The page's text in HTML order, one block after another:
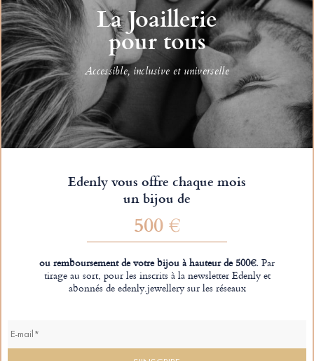
La Joaillerie
pour tous
Accessible, inclusive et universelle
Edenly vous offre chaque mois
un bijou de
500 €
ou remboursement de votre bijou à hauteur de 500€.Par
tirage au sort, pour les inscrits à la newsletter Edenly et
abonnés de edenly.jewellery sur les réseaux